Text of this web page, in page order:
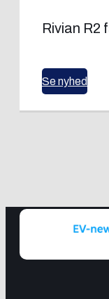
Rivian R2
Se nyhed